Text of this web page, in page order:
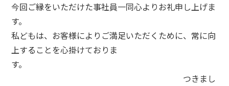
今回ご縁をいただけた事社員一同心よりお礼申し上げま
す。
私どもは、お客様によりご満足いただくために、常に向
上することを心掛けておりま
す。
つきまし